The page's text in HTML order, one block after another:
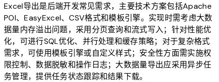
Excel导出是后端开发常见需求，主要技术方案包括Apache
POI、EasyExcel、CSV格式和模板引擎。实现时需考虑大数
据量内存溢出问题，采用分页查询和流式写入；针对性能优
化，可进行SQL优化、并行处理和缓存策略；对于复杂格式
需求，可使用模板引擎或自定义样式；安全性方面需实施权
限控制、数据脱敏和操作日志；大数据量导出应采用异步任
务管理，提供任务状态跟踪和结果下载。